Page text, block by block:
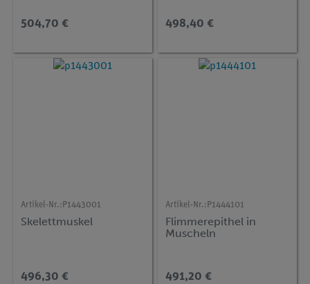
504,70 € 498,40 €
Artikel-Nr.: P1443001
Skelettmuskel
496,30 €
Artikel-Nr.: P1444101
Flimmerepithel in
Muscheln
491,20 €